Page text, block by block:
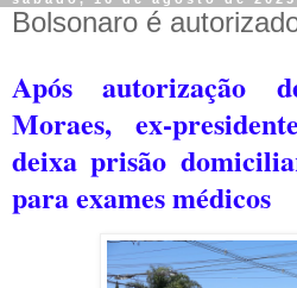
Bolsonaro é
Após autorização
Moraes, ex-
deixa prisão
para exames médicos